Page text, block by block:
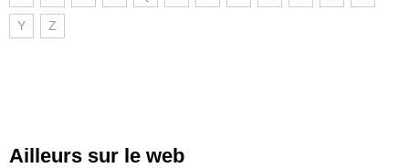
Y Z
Ailleurs sur le web